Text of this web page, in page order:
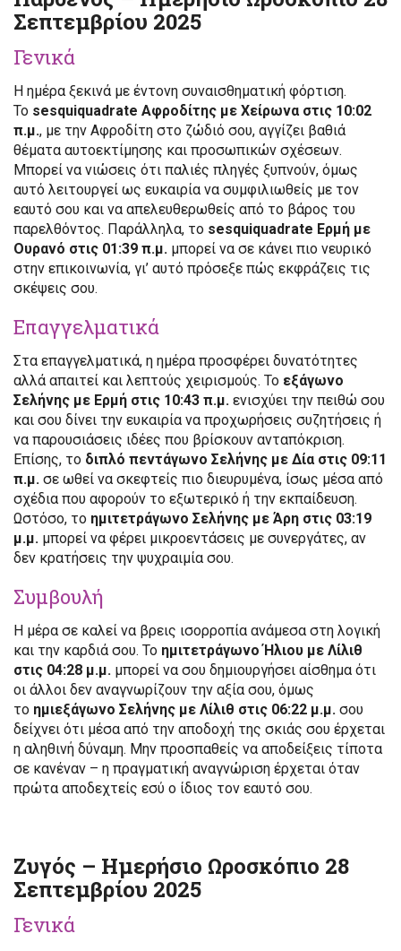
Σεπτεμβρίου 2025
Γενικά
Η ημέρα ξεκινά με έντονη συναισθηματική φόρτιση.
Το sesquiquadrate Αφροδίτης με Χείρωνα στις 10:02
π.μ., με την Αφροδίτη στο ζώδιό σου, αγγίζει βαθιά
θέματα αυτοεκτίμησης και προσωπικών σχέσεων.
Μπορεί να νιώσεις ότι παλιές πληγές ξυπνούν, όμως
αυτό λειτουργεί ως ευκαιρία να συμφιλιωθείς με τον
εαυτό σου και να απελευθερωθείς από το βάρος του
παρελθόντος. Παράλληλα, το sesquiquadrate Ερμή με
Ουρανό στις 01:39 π.μ. μπορεί να σε κάνει πιο νευρικό
στην επικοινωνία, γι’ αυτό πρόσεξε πώς εκφράζεις τις
σκέψεις σου.
Επαγγελματικά
Στα επαγγελματικά, η ημέρα προσφέρει δυνατότητες
αλλά απαιτεί και λεπτούς χειρισμούς. Το εξάγωνο
Σελήνης με Ερμή στις 10:43 π.μ. ενισχύει την πειθώ σου
και σου δίνει την ευκαιρία να προχωρήσεις συζητήσεις ή
να παρουσιάσεις ιδέες που βρίσκουν ανταπόκριση.
Επίσης, το διπλό πεντάγωνο Σελήνης με Δία στις 09:11
π.μ. σε ωθεί να σκεφτείς πιο διευρυμένα, ίσως μέσα από
σχέδια που αφορούν το εξωτερικό ή την εκπαίδευση.
Ωστόσο, το ημιτετράγωνο Σελήνης με Άρη στις 03:19
μ.μ. μπορεί να φέρει μικροεντάσεις με συνεργάτες, αν
δεν κρατήσεις την ψυχραιμία σου.
Συμβουλή
Η μέρα σε καλεί να βρεις ισορροπία ανάμεσα στη λογική
και την καρδιά σου. Το ημιτετράγωνο Ήλιου με Λίλιθ
στις 04:28 μ.μ. μπορεί να σου δημιουργήσει αίσθημα ότι
οι άλλοι δεν αναγνωρίζουν την αξία σου, όμως
το ημιεξάγωνο Σελήνης με Λίλιθ στις 06:22 μ.μ. σου
δείχνει ότι μέσα από την αποδοχή της σκιάς σου έρχεται
η αληθινή δύναμη. Μην προσπαθείς να αποδείξεις τίποτα
σε κανέναν – η πραγματική αναγνώριση έρχεται όταν
πρώτα αποδεχτείς εσύ ο ίδιος τον εαυτό σου.
Ζυγός – Ημερήσιο Ωροσκόπιο 28
Σεπτεμβρίου 2025
Γενικά